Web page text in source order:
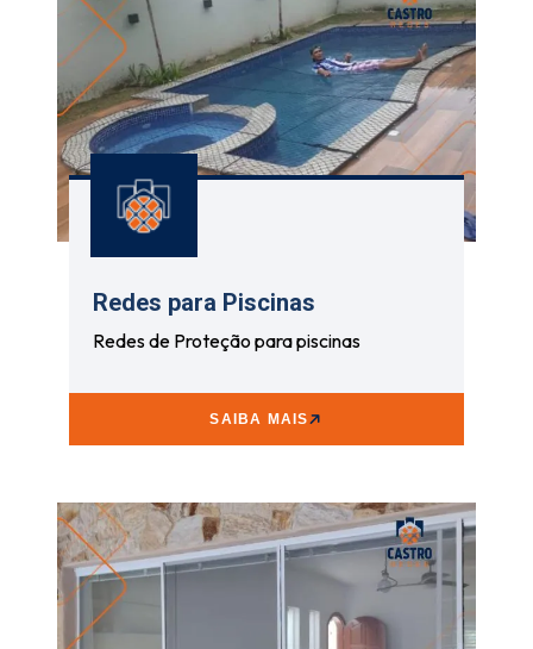
Redes para Piscinas
Redes de Proteção para piscinas
SAIBA MAIS